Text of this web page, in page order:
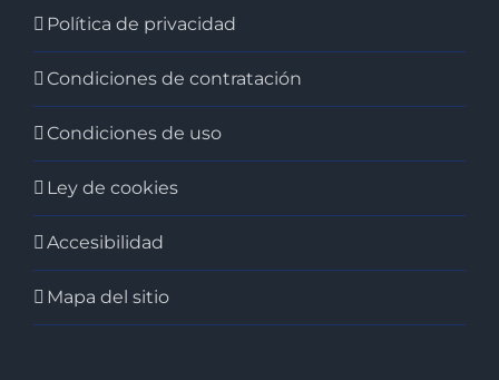
Política de privacidad
Condiciones de contratación
Condiciones de uso
Ley de cookies
Accesibilidad
Mapa del sitio